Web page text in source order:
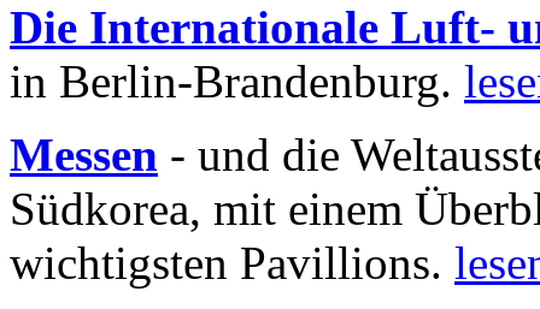
Die Internationale Luft-
in Berlin-Brandenburg.
Messen - und die
Südkorea, mit einem
wichtigsten Pavillions.